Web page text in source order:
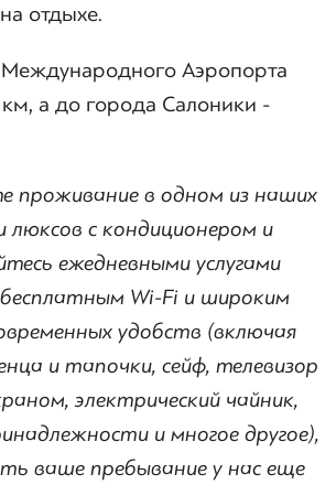
отдыхе.
Международного Аэропорта
а до города Салоники -
проживание в одном из наших
люксов с кондиционером и
ежедневными услугами
Wi-Fi и широким
удобств (включая
и тапочки, сейф, телевизор
электрический чайник,
и многое другое),
ваше пребывание у нас еще